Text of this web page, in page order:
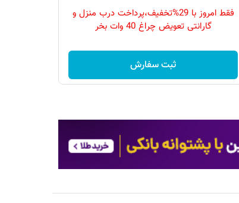
فقط امروز با 29%تخفیف،پرداخت درب منزل و
گارانتی تعویض چراغ 40 وات بخر
ثبت سفارش